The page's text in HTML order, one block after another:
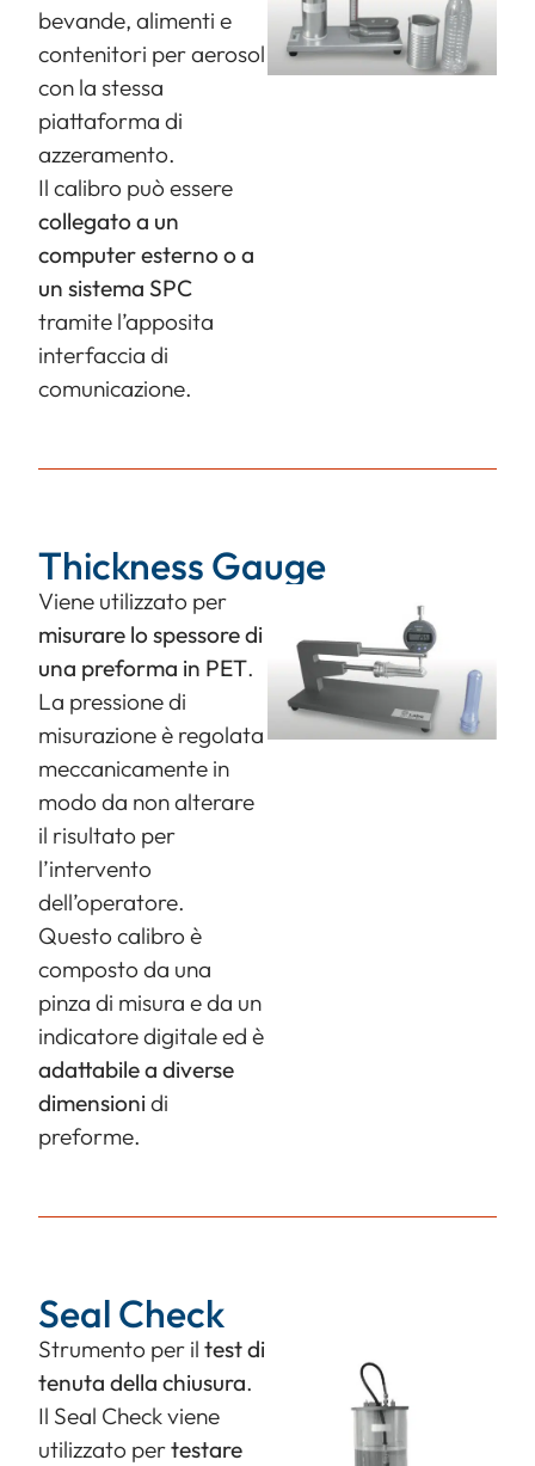
bevande, alimenti e
contenitori per aerosol
con la stessa
piattaforma di
azzeramento.
Il calibro può essere
collegato a un
computer esterno o a
un sistema SPC
tramite l’apposita
interfaccia di
comunicazione.
Thickness Gauge
Viene utilizzato per
misurare lo spessore di
una preforma in PET.
La pressione di
misurazione è regolata
meccanicamente in
modo da non alterare
il risultato per
l’intervento
dell’operatore.
Questo calibro è
composto da una
pinza di misura e da un
indicatore digitale ed è
adattabile a diverse
dimensionidi
preforme.
Seal Check
Strumento per il test di
tenuta della chiusura.
Il Seal Check viene
utilizzato pertestare